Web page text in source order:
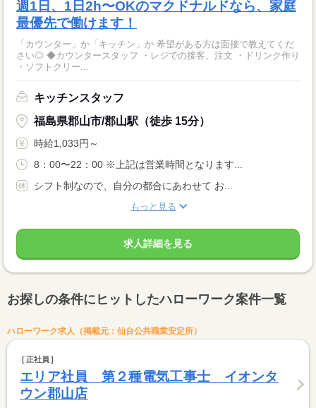
週1日、1日2h〜OKのマクドナルドなら、家庭
最優先で働けます！
「カウンター」か「キッチン」か 希望がある方は面接で教えてくだ
さい◎ ◆カウンタースタッフ ・レジでの接客、注文 ・ドリンク作り
・ソフトクリー...
キッチンスタッフ
福島県郡山市/郡山駅（徒歩 15分）
時給1,033円～
8：00〜22：00 ※上記は営業時間となります...
シフト制なので、自分の都合にあわせて お...
もっと見る
求人詳細を見る
お探しの条件にヒットしたハローワーク案件一覧
ハローワーク求人（掲載元：仙台公共職業安定所）
正社員
エリア社員 第２種電気工事士 イオンタ
ウン郡山店